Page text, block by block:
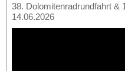
38. Dolomitenradrundfahrt &
14.06.2026